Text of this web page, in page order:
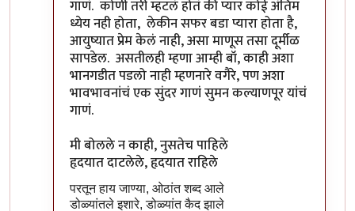
गाणं. कोणी तरी म्हटलं होतं की प्यार कोई अंतिम
ध्येय नही होता, लेकीन सफर बडा प्यारा होता है,
आयुष्यात प्रेम केलं नाही, असा माणूस तसा दूर्मीळ
सापडेल. असतीलही म्हणा आम्ही बॉ, काही अशा
भानगडीत पडलो नाही म्हणनारे वगैरे, पण अशा
भावभावनांचं एक सुंदर गाणं सुमन कल्याणपूर यांचं
गाणं.
मी बोलले न काही, नुसतेच पाहिले
हृदयात दाटलेले, हृदयात राहिले
परतून हाय जाण्या, ओठांत शब्द आले
डोळ्यांतले इशारे, डोळ्यांत कैद झाले